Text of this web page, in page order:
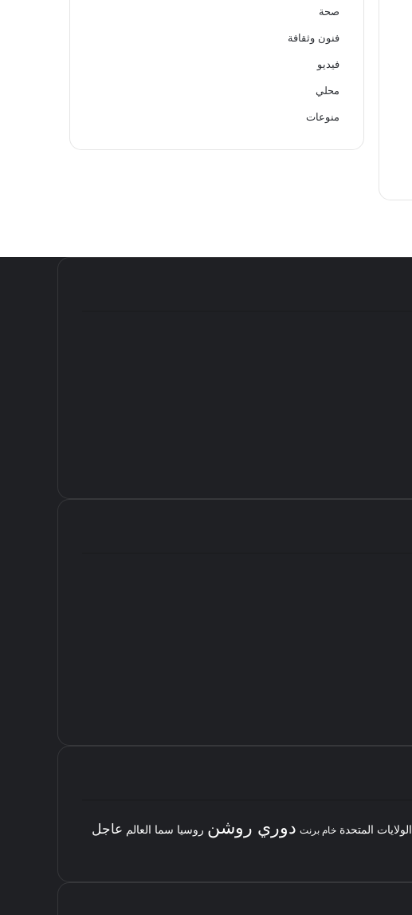
صحة
فنون وثقافة
فيديو
محلي
منوعات
الولايات المتحدة خام برنت دوري روشن روسيا سما العالم عاجل